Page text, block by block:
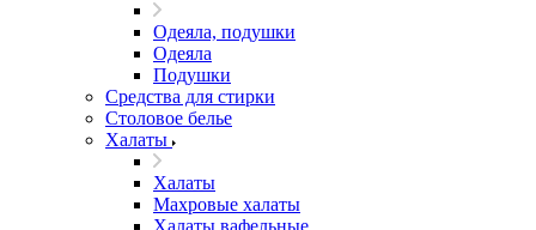
Одеяла, подушки
Одеяла
Подушки
Средства для стирки
Столовое белье
Халаты
Халаты
Махровые халаты
Халаты вафельные